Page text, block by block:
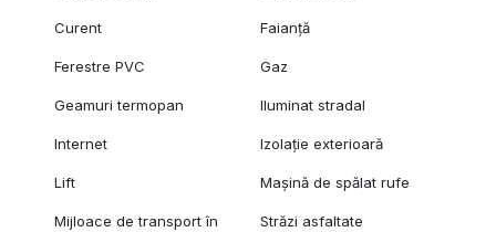
Curent Faianță
Ferestre PVC Gaz
Geamuri termopan Iluminat stradal
Internet Izolație exterioară
Lift Mașină de spălat rufe
Mijloace de transport în
Străzi asfaltate